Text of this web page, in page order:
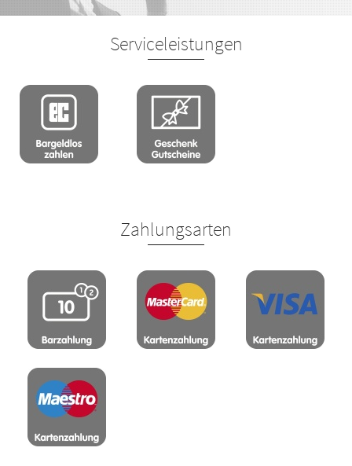
Serviceleistungen
Zahlungsarten